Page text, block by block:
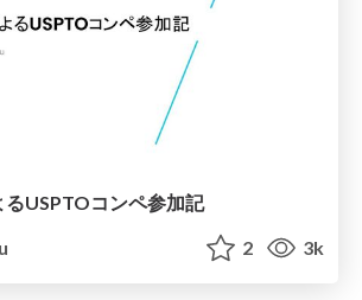
USPTOコンペ参加記
2 3k